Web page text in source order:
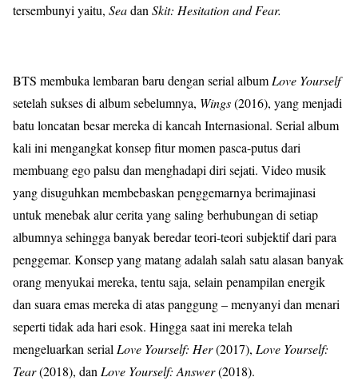
tersembunyi yaitu, SeadanSkit: Hesitation and Fear.
BTS membuka lembaran baru dengan serial albumLove Yourself
setelah sukses di album sebelumnya, Wings(2016), yang menjadi
batu loncatan besar mereka di kancah Internasional. Serial album
kali ini mengangkat konsep fitur momen pasca-putus dari
membuang ego palsu dan menghadapi diri sejati. Video musik
yang disuguhkan membebaskan penggemarnya berimajinasi
untuk menebak alur cerita yang saling berhubungan di setiap
albumnya sehingga banyak beredar teori-teori subjektif dari para
penggemar. Konsep yang matang adalah salah satu alasan banyak
orang menyukai mereka, tentu saja, selain penampilan energik
dan suara emas mereka di atas panggung – menyanyi dan menari
seperti tidak ada hari esok. Hingga saat ini mereka telah
mengeluarkan serialLove Yourself: Her(2017), Love Yourself:
Tear(2018), danLove Yourself: Answer(2018).